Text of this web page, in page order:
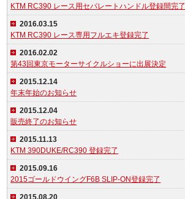
KTM RC390 レース用セパレートハンドル登録間完了
2016.03.15
KTM RC390 レース専用フルエキ登録完了
2016.02.02
第43回東京モーターサイクルショーに出展決定
2015.12.14
年末年始のお知らせ
2015.12.04
販売終了のお知らせ
2015.11.13
KTM 390DUKE/RC390 登録完了
2015.09.16
2015ゴールドウイングF6B SLIP-ON登録完了
2015.08.20